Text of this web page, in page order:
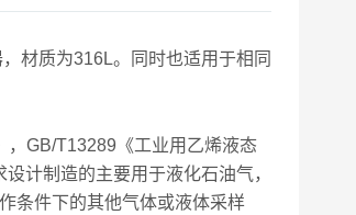
材质为316L。同时也适用于相同
GB/T13289《工业用乙烯液态
计制造的主要用于液化石油气，
条件下的其他气体或液体采样